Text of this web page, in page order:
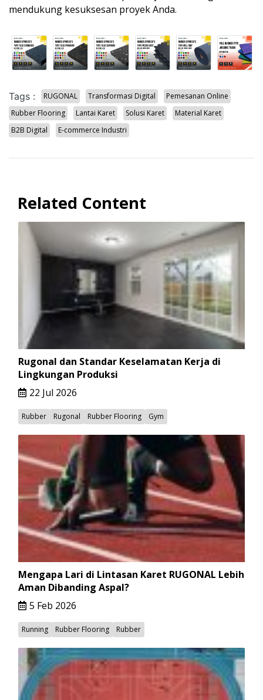
mendukung kesuksesan proyek Anda.
Tags : RUGONAL Transformasi Digital
Pemesanan Online
Rubber Flooring
Lantai Karet Solusi Karet
Material Karet
B2B Digital
E-commerce Industri
Related Content
Rugonal dan Standar Keselamatan Kerja di
Lingkungan Produksi
22 Jul 2026
Rubber Rugonal Rubber Flooring Gym
Mengapa Lari di Lintasan Karet RUGONAL Lebih
Aman Dibanding Aspal?
5 Feb 2026
Running Rubber Flooring Rubber